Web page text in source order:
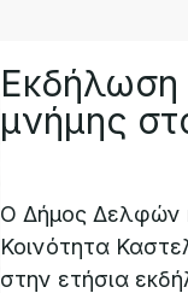
Εκδήλωση
μνήμης
Ο Δήμος Δελφών
Κοινότητα
στην ετήσια